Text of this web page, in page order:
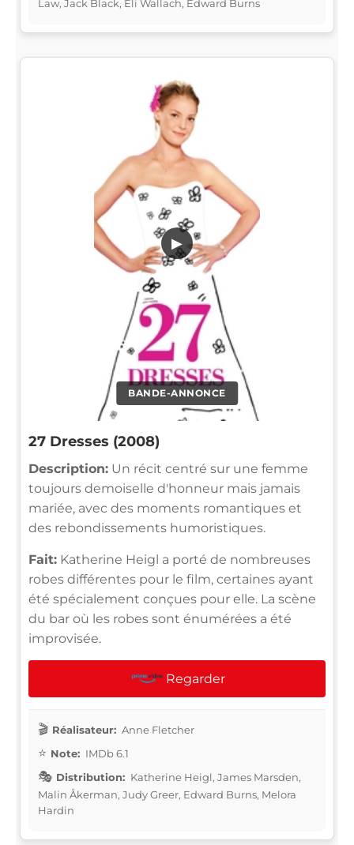
Law, Jack Black, Eli Wallach, Edward Burns
BANDE-ANNONCE
▶
27 Dresses (2008)
Description: Un récit centré sur une femme
toujours demoiselle d'honneur mais jamais
mariée, avec des moments romantiques et
des rebondissements humoristiques.
Fait: Katherine Heigl a porté de nombreuses
robes différentes pour le film, certaines ayant
été spécialement conçues pour elle. La scène
du bar où les robes sont énumérées a été
improvisée.
Regarder
Réalisateur: Anne Fletcher
Note: IMDb 6.1
Distribution: Katherine Heigl, James Marsden,
Malin Åkerman, Judy Greer, Edward Burns, Melora
Hardin